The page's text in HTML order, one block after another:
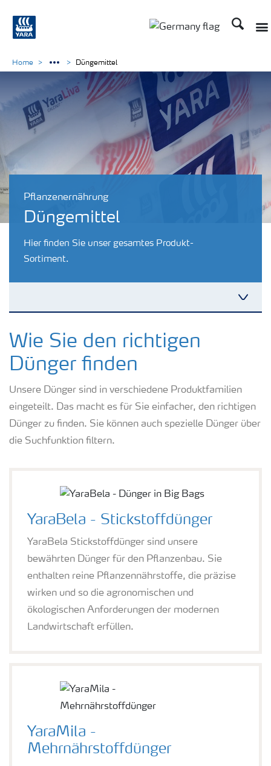
Suchen
Pflanzenernährung
Düngemittel
Hier finden Sie unser gesamtes Produkt-
Sortiment.
Kulturen
Düngemittel
Tools & Services
Düngeranwendung
Home Düngemittel
Wie Sie den richtigen
Dünger finden
Unsere Dünger sind in verschiedene Produktfamilien
eingeteilt. Das macht es für Sie einfacher, den richtigen
Dünger zu finden. Sie können auch spezielle Dünger über
die Suchfunktion filtern.
YaraBela - Stickstoffdünger
YaraBela Stickstoffdünger sind unsere
bewährten Dünger für den Pflanzenbau. Sie
enthalten reine Pflanzennährstoffe, die präzise
wirken und so die agronomischen und
ökologischen Anforderungen der modernen
Landwirtschaft erfüllen.
YaraMila -
Mehrnährstoffdünger